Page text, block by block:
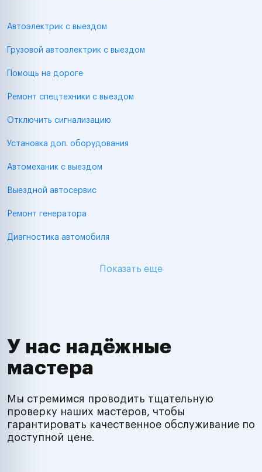
Автоэлектрик с выездом
Грузовой автоэлектрик с выездом
Помощь на дороге
Ремонт спецтехники с выездом
Отключить сигнализацию
Установка доп. оборудования
Автомеханик с выездом
Выездной автосервис
Ремонт генератора
Диагностика автомобиля
Показать еще
У нас надёжные
мастера
Мы стремимся проводить тщательную
проверку наших мастеров, чтобы
гарантировать качественное обслуживание по
доступной цене.